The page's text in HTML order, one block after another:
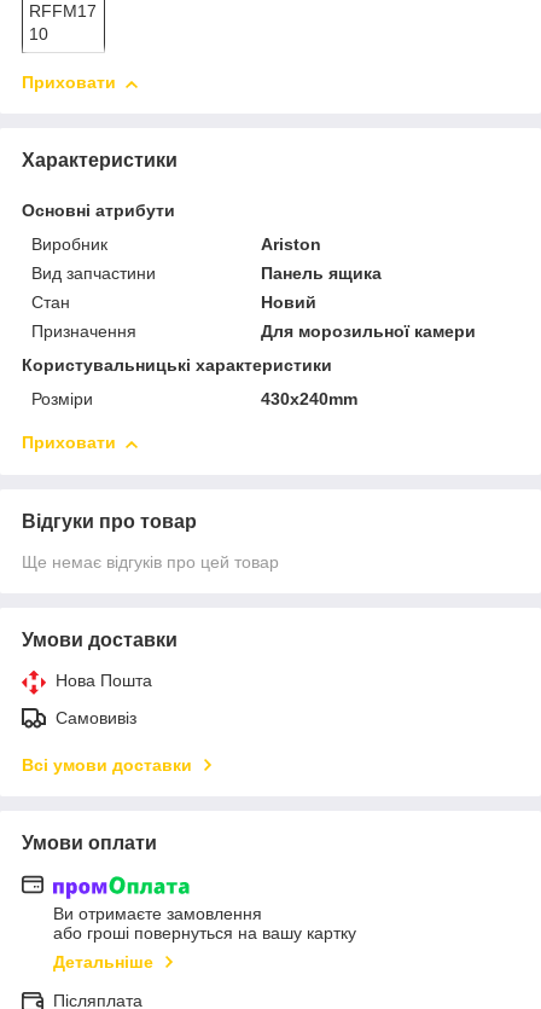
RFFM17
10
Приховати
Характеристики
Основні атрибути
Виробник
Ariston
Вид запчастини
Панель ящика
Стан
Новий
Призначення
Для морозильної камери
Користувальницькі характеристики
Розміри
430x240mm
Приховати
Відгуки про товар
Ще немає відгуків про цей товар
Умови доставки
Нова Пошта
Самовивіз
Всі умови доставки
Умови оплати
Ви отримаєте замовлення
або гроші повернуться на вашу картку
Детальніше
Післяплата